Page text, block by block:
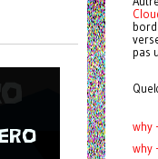
pas
why
why